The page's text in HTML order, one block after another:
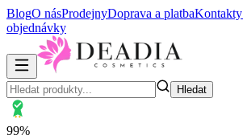
BlogO násProdejnyDoprava a platbaKontakty
objednávky
Hledat
99%